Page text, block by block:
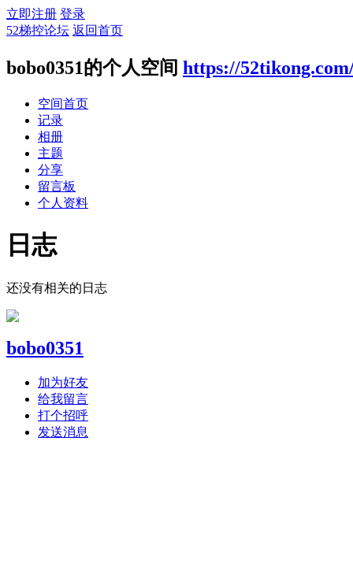
立即注册 登录
52梯控论坛 返回首页
bobo0351的个人空间 https://
空间首页
记录
相册
主题
分享
留言板
个人资料
日志
还没有相关的日志
bobo0351
加为好友
给我留言
打个招呼
发送消息